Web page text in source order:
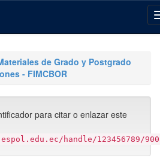
de Grado y Postgrado
- FIMCBOR
para citar o enlazar este
handle/123456789/